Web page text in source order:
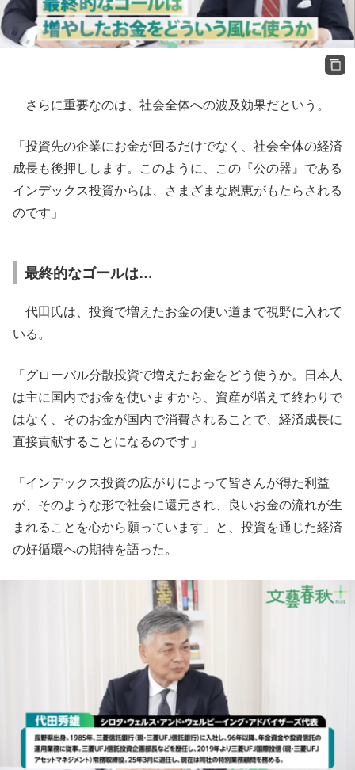
さらに重要なのは、社会全体への波及効果だという。
「投資先の企業にお金が回るだけでなく、社会全体の経済
成長も後押しします。このように、この『公の器』である
インデックス投資からは、さまざまな恩恵がもたらされる
のです」
最終的なゴールは…
代田氏は、投資で増えたお金の使い道まで視野に入れて
いる。
「グローバル分散投資で増えたお金をどう使うか。日本人
は主に国内でお金を使いますから、資産が増えて終わりで
はなく、そのお金が国内で消費されることで、経済成長に
直接貢献することになるのです」
「インデックス投資の広がりによって皆さんが得た利益
が、そのような形で社会に還元され、良いお金の流れが生
まれることを心から願っています」と、投資を通じた経済
の好循環への期待を語った。